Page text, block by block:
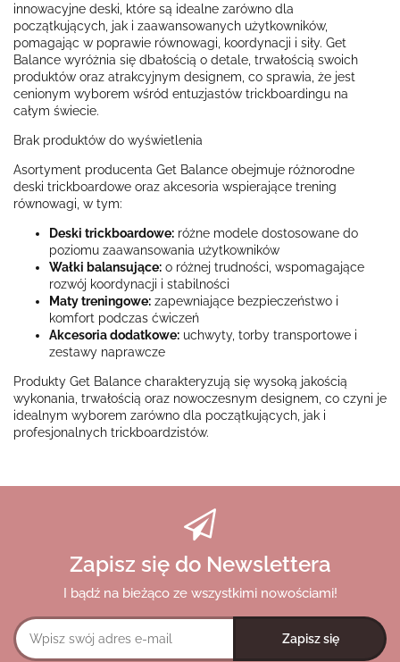
innowacyjne deski, które są idealne zarówno dla
początkujących, jak i zaawansowanych użytkowników,
pomagając w poprawie równowagi, koordynacji i siły. Get
Balance wyróżnia się dbałością o detale, trwałością swoich
produktów oraz atrakcyjnym designem, co sprawia, że jest
cenionym wyborem wśród entuzjastów trickboardingu na
całym świecie.
Brak produktów do wyświetlenia
Asortyment producenta Get Balance obejmuje różnorodne
deski trickboardowe oraz akcesoria wspierające trening
równowagi, w tym:
Deski trickboardowe: różne modele dostosowane do
poziomu zaawansowania użytkowników
Wałki balansujące: o różnej trudności, wspomagające
rozwój koordynacji i stabilności
Maty treningowe: zapewniające bezpieczeństwo i
komfort podczas ćwiczeń
Akcesoria dodatkowe: uchwyty, torby transportowe i
zestawy naprawcze
Produkty Get Balance charakteryzują się wysoką jakością
wykonania, trwałością oraz nowoczesnym designem, co czyni je
idealnym wyborem zarówno dla początkujących, jak i
profesjonalnych trickboardzistów.
Zapisz się do Newslettera
I bądź na bieżąco ze wszystkimi nowościami!